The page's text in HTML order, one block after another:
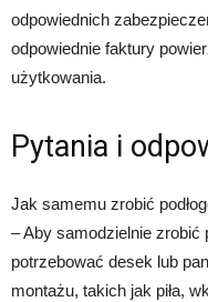
odpowiednich
odpowiednie faktury
użytkowania.
Pytania i
Jak samemu zrobić
– Aby samodzielnie zrobić
potrzebować desek lub
montażu, takich jak piła,